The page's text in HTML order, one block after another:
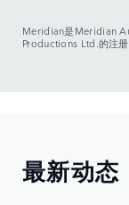
Meridian是Meridian
Productions Ltd.的注册
最新动态